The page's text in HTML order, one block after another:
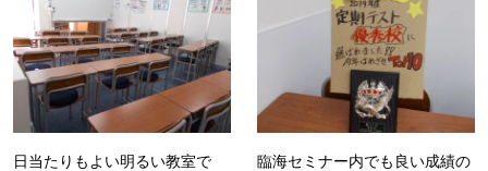
日当たりもよい明るい教室で
臨海セミナー内でも良い成績の